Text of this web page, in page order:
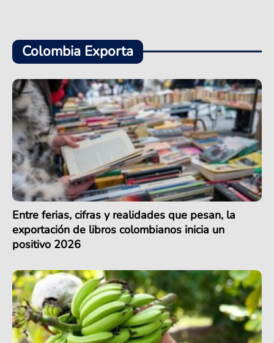
Colombia Exporta
Entre ferias, cifras y realidades que pesan, la
exportación de libros colombianos inicia un
positivo 2026